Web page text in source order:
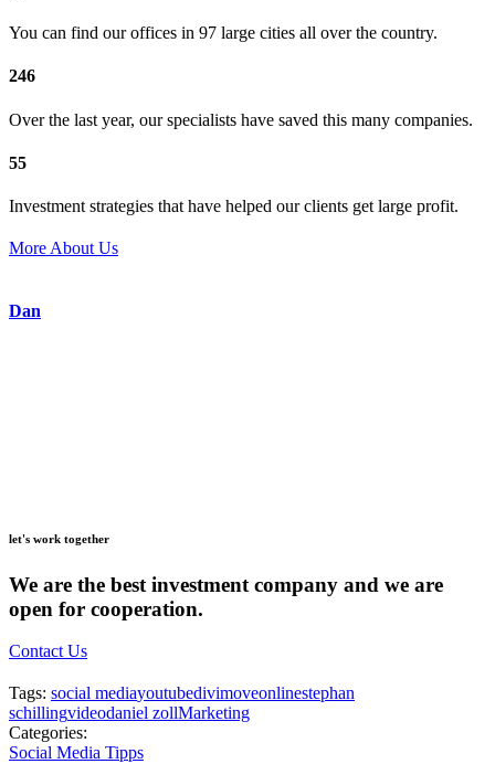
You can find our offices in 97 large cities all over the country.
246
Over the last year, our specialists have saved this many companies.
55
Investment strategies that have helped our clients get large profit.
More About Us
Dan
let's work together
We are the best investment company and we are
open for cooperation.
Contact Us
Tags: social mediayoutubedivimoveonlinestephan
schillingvideodaniel zollMarketing
Categories:
Social Media Tipps